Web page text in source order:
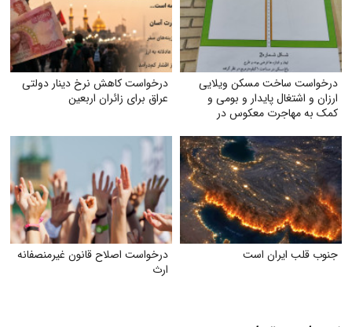
درخواست ساخت مسکن ویلایی
ارزان و اشتغال پایدار و بومی و
کمک به مهاجرت معکوس در
درخواست کاهش نرخ دینار دولتی
عراق برای زائران اربعین
جنوب قلب ایران است
درخواست اصلاح قانون غیرمنصفانه
ارث